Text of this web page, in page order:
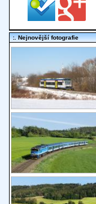
:. Nejnovější fotografie